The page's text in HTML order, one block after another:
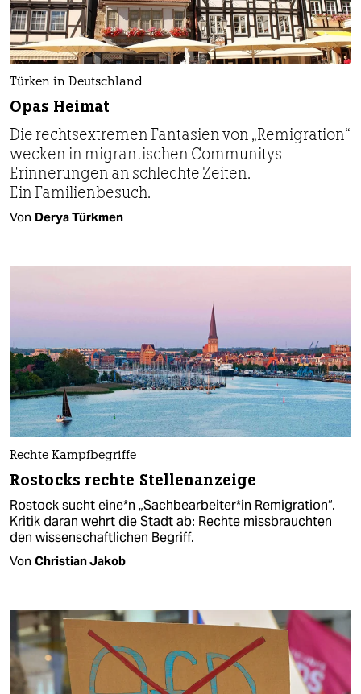
Türken in Deutschland
Opas Heimat
Die rechtsextremen Fantasien von „Remigration“
wecken in migrantischen Communitys
Erinnerungen an schlechte Zeiten.
Ein Familienbesuch.
Von Derya Türkmen
Rechte Kampfbegriffe
Rostocks rechte Stellenanzeige
Rostock sucht ei­ne*n „Sachbearbeiter*in Remigration“.
Kritik daran wehrt die Stadt ab: Rechte missbrauchten
den wissenschaftlichen Begriff.
Von Christian Jakob